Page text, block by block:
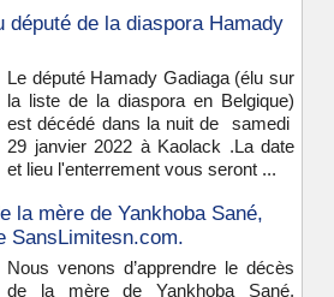
député de la diaspora Hamady
Le député Hamady Gadiaga (élu sur
la liste de la diaspora en Belgique)
est décédé dans la nuit de samedi
29 janvier 2022 à Kaolack .La date
et lieu l'enterrement vous seront ...
la mère de Yankhoba Sané,
SansLimitesn.com.
Nous venons d’apprendre le décès
de la mère de Yankhoba Sané,